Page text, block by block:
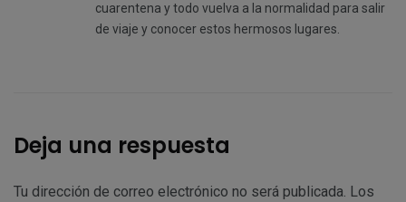
cuarentena y todo vuelva a la normalidad para salir
de viaje y conocer estos hermosos lugares.
Deja una respuesta
Tu dirección de correo electrónico no será publicada. Los